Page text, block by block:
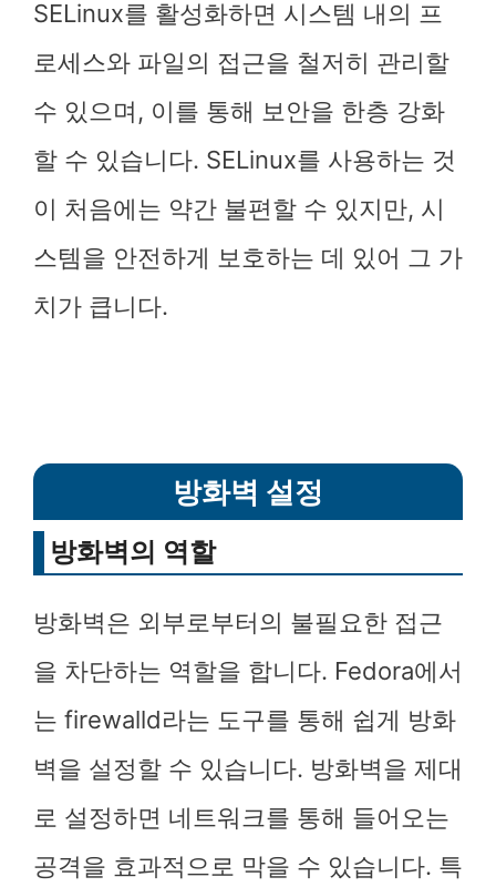
SELinux를 활성화하면 시스템 내의 프
로세스와 파일의 접근을 철저히 관리할
수 있으며, 이를 통해 보안을 한층 강화
할 수 있습니다. SELinux를 사용하는 것
이 처음에는 약간 불편할 수 있지만, 시
스템을 안전하게 보호하는 데 있어 그 가
치가 큽니다.
방화벽 설정
방화벽의 역할
방화벽은 외부로부터의 불필요한 접근
을 차단하는 역할을 합니다. Fedora에서
는 firewalld라는 도구를 통해 쉽게 방화
벽을 설정할 수 있습니다. 방화벽을 제대
로 설정하면 네트워크를 통해 들어오는
공격을 효과적으로 막을 수 있습니다. 특